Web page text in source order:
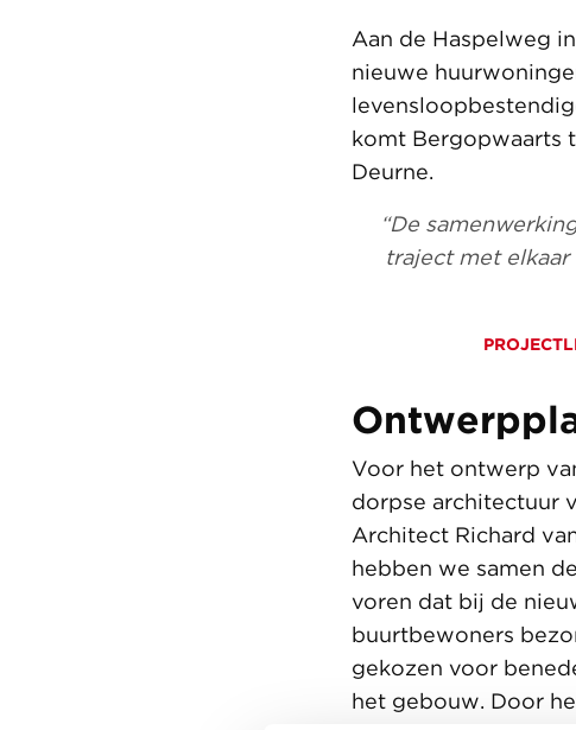
Aan de Haspelweg
nieuwe
komt Bergopwaarts
Deurne.
“De
traject met
Voor het ontwerp
dorpse architectuur
Architect Richard
hebben we samen
voren dat bij de
buurtbewoners
gekozen voor
het gebouw. Door